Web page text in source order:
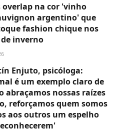
overlap na cor 'vinho
argentino' que
fashion chique nos
inverno
Enjuto, psicóloga:
é um exemplo claro de
abraçamos nossas raízes
reforçamos quem somos
aos outros um espelho